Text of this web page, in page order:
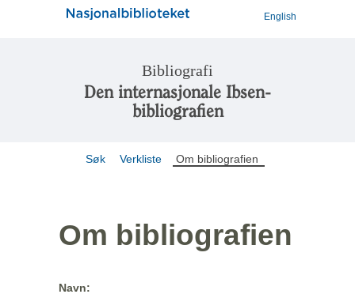
English
Bibliografi
Den internasjonale Ibsen-
bibliografien
Søk Verkliste Om bibliografien
Om bibliografien
Navn: